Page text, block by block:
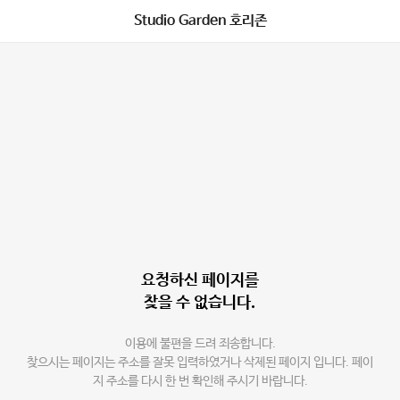
Studio Garden 호리존
요청하신 페이지를
찾을 수 없습니다.
이용에 불편을 드려 죄송합니다.
찾으시는 페이지는 주소를 잘못 입력하였거나 삭제된 페이지 입니다. 페이
지 주소를 다시 한 번 확인해 주시기 바랍니다.